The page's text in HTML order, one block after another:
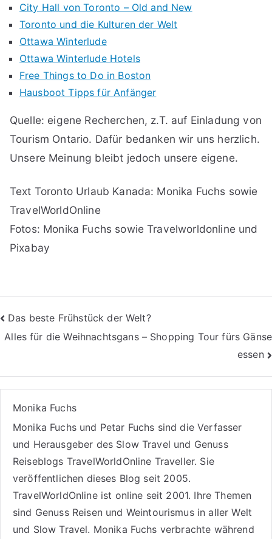
City Hall von Toronto – Old and New
Toronto und die Kulturen der Welt
Ottawa Winterlude
Ottawa Winterlude Hotels
Free Things to Do in Boston
Hausboot Tipps für Anfänger
Quelle: eigene Recherchen, z.T. auf Einladung von
Tourism Ontario. Dafür bedanken wir uns herzlich.
Unsere Meinung bleibt jedoch unsere eigene.
Text Toronto Urlaub Kanada: Monika Fuchs sowie
TravelWorldOnline
Fotos: Monika Fuchs sowie Travelworldonline und
Pixabay
Beitragsnavigation
Das beste Frühstück der Welt?
Alles für die Weihnachtsgans – Shopping Tour fürs Gänse
essen
Monika Fuchs
Monika Fuchs und Petar Fuchs sind die Verfasser
und Herausgeber des Slow Travel und Genuss
Reiseblogs TravelWorldOnline Traveller. Sie
veröffentlichen dieses Blog seit 2005.
TravelWorldOnline ist online seit 2001. Ihre Themen
sind Genuss Reisenund Weintourismusin aller Welt
und Slow Travel. Monika Fuchs verbrachte während